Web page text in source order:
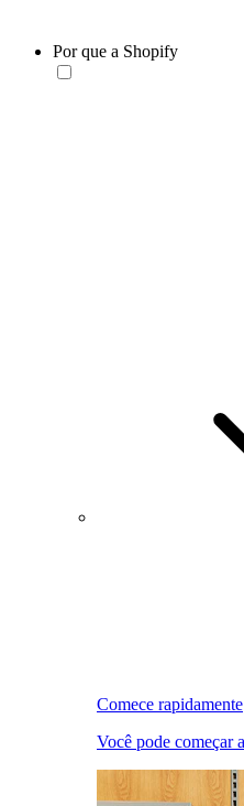
Por que a Shopify
Comece rapidamente
Você pode começar